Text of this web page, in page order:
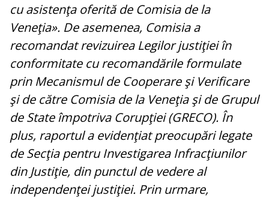
cu asistenţa oferită de Comisia de la
Veneţia». De asemenea, Comisia a
recomandat revizuirea Legilor justiţiei în
conformitate cu recomandările formulate
prin Mecanismul de Cooperare şi Verificare
şi de către Comisia de la Veneţia şi de Grupul
de State împotriva Corupţiei (GRECO). În
plus, raportul a evidenţiat preocupări legate
de Secţia pentru Investigarea Infracţiunilor
din Justiţie, din punctul de vedere al
independenţei justiţiei. Prin urmare,